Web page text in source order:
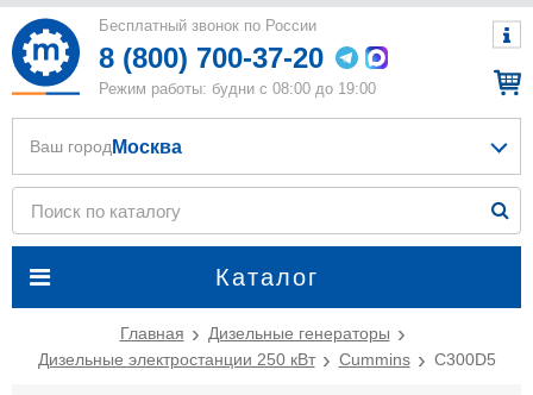
Бесплатный звонок по России
8 (800) 700-37-20
Режим работы: будни с 08:00 до 19:00
Каталог
Ваш город Москва
Главная
Дизельные генераторы
Дизельные электростанции 250 кВт
Cummins C300D5